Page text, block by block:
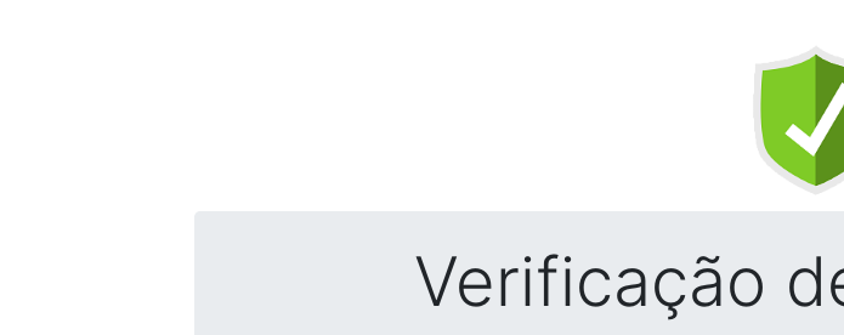
Verificação